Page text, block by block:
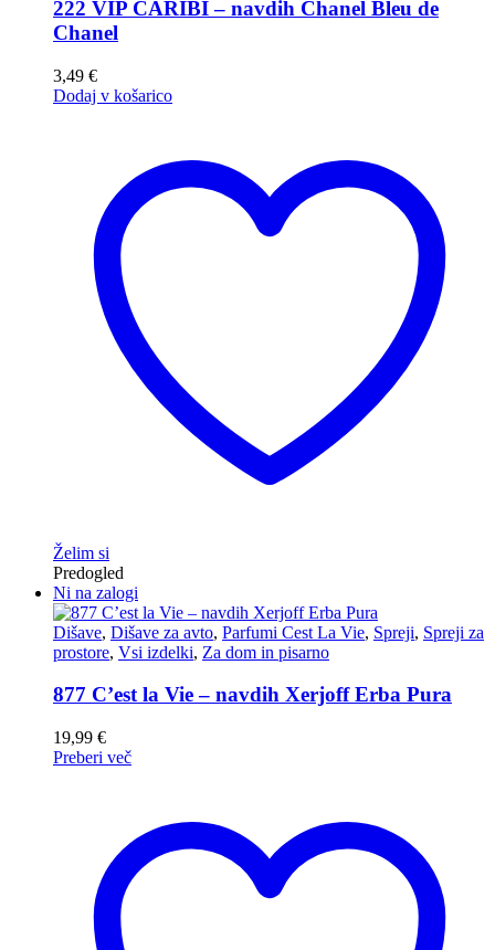
222 VIP CARIBI – navdih Chanel Bleu de
Chanel
3,49 €
Dodaj v košarico
Želim si
Predogled
Ni na zalogi
Dišave, Dišave za avto, Parfumi Cest La Vie, Spreji, Spreji za
prostore, Vsi izdelki, Za dom in pisarno
877 C’est la Vie – navdih Xerjoff Erba Pura
19,99 €
Preberi več